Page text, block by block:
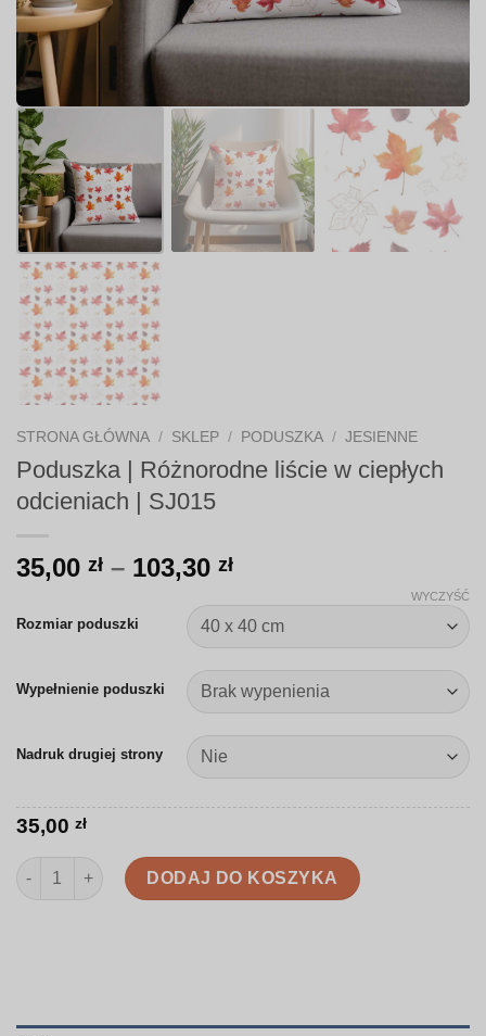
STRONA GŁÓWNA / SKLEP / PODUSZKA / JESIENNE
Poduszka | Różnorodne liście w ciepłych
odcieniach | SJ015
35,00 zł – 103,30 złZakres
od
35,00 zł
do
103,30 zł
Rozmiar poduszki
Wypełnienie poduszki
Nadruk drugiej strony
WYCZYŚĆ
35,00 zł
ilość Poduszka | Różnorodne liście w ciepłych odcieniach |
DODAJ DO KOSZYKA